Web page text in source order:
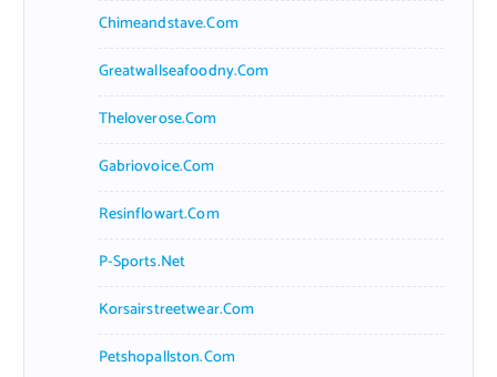
Chimeandstave.com
Greatwallseafoodny.com
Theloverose.com
Gabriovoice.com
Resinflowart.com
P-Sports.net
Korsairstreetwear.com
Petshopallston.com